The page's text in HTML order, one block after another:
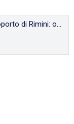
24 ore su 24 - newsrimini.it